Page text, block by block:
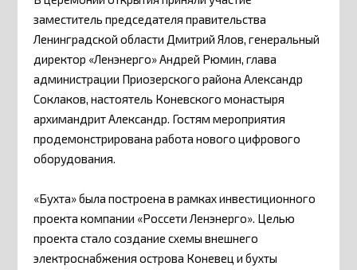
заместитель председателя правительства
Ленинградской области Дмитрий Ялов, генеральный
директор «Ленэнерго» Андрей Рюмин, глава
администрации Приозерского района Александр
Соклаков, настоятель Коневского монастыря
архимандрит Александр. Гостям мероприятия
продемонстрирована работа нового цифрового
оборудования.
«Бухта» была построена в рамках инвестиционного
проекта компании «Россети Ленэнерго». Целью
проекта стало создание схемы внешнего
электроснабжения острова Коневец и бухты